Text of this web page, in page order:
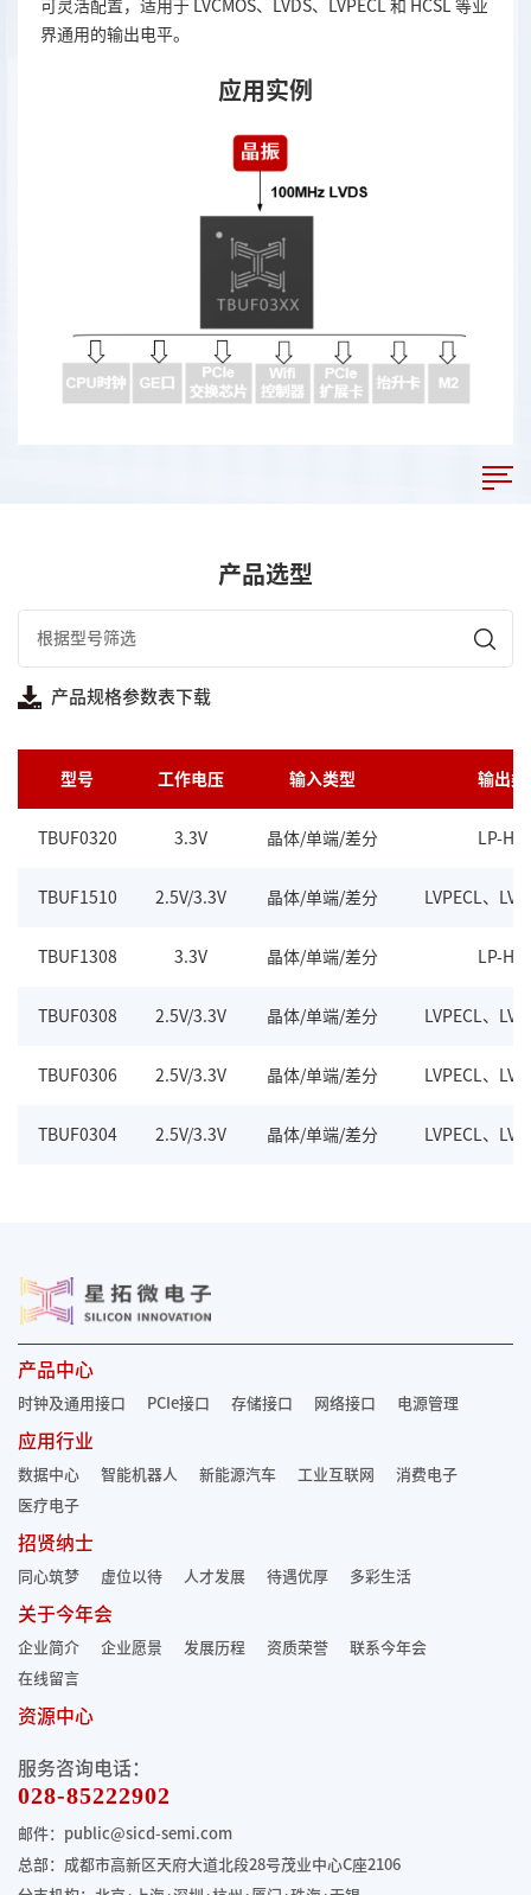
可灵活配置，适用于 LVCMOS、LVDS、LVPECL 和 HCSL 等业
界通用的输出电平。
应用实例
产品选型
产品规格参数表下载
型号 工作电压 输入类型 输出类
TBUF0320 3.3V 晶体/单端/差分 LP-
TBUF1510 2.5V/3.3V 晶体/单端/差分 LVPECL、
TBUF1308 3.3V 晶体/单端/差分 LP-
TBUF0308 2.5V/3.3V 晶体/单端/差分 LVPECL、
TBUF0306 2.5V/3.3V 晶体/单端/差分 LVPECL、
TBUF0304 2.5V/3.3V 晶体/单端/差分 LVPECL、
产品中心
时钟及通用接口 PCIe接口 存储接口 网络接口 电源管理
应用行业
数据中心 智能机器人 新能源汽车 工业互联网
消费电子
医疗电子
招贤纳士
同心筑梦 虚位以待 人才发展 待遇优厚 多彩生活
关于今年会
企业简介 企业愿景 发展历程 资质荣誉
联系今年会
在线留言
资源中心
服务咨询电话：
028-85222902
邮件：public@sicd-semi.com
总部：成都市高新区天府大道北段28号茂业中心C座2106